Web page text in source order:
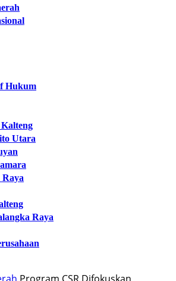
Hukum
Utara
Raya
Raya